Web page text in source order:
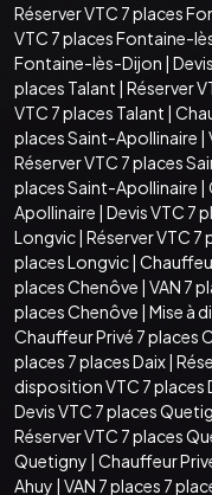
Réserver VTC 7 places
VTC 7 places Fontaine-
Fontaine-lès-Dijon |
places Talant | Réserver
VTC 7 places Talant |
places Saint-Apollinaire |
Réserver VTC 7 places
places Saint-Apollinaire |
Apollinaire | Devis VTC 7
Longvic| Réserver VTC 7
places Longvic|
places Chenôve | VAN 7
places Chenôve | Mise à
Chauffeur Privé 7 places
places 7 places Daix|
disposition VTC 7 places
Devis VTC 7 places
Réserver VTC 7 places
Quetigny | Chauffeur
Ahuy | VAN 7 places 7